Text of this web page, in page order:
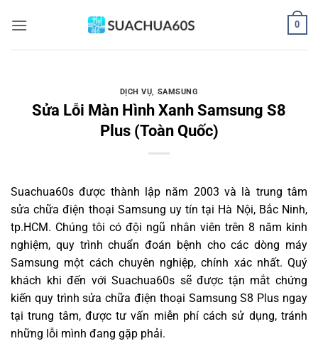
qua
0
DỊCH VỤ, SAMSUNG
Sửa Lỗi Màn Hình Xanh Samsung S8
Plus (Toàn Quốc)
Suachua60s được thành lập năm 2003 và là trung tâm
sửa chữa điện thoại Samsung uy tín tại Hà Nội, Bắc Ninh,
tp.HCM. Chúng tôi có đội ngũ nhân viên trên 8 năm kinh
nghiệm, quy trình chuẩn đoán bệnh cho các dòng máy
Samsung một cách chuyên nghiệp, chính xác nhất. Quý
khách khi đến với Suachua60s sẽ được tận mắt chứng
kiến quy trình sửa chữa điện thoại Samsung S8 Plus ngay
tại trung tâm, được tư vấn miễn phí cách sử dụng, tránh
những lỗi mình đang gặp phải.